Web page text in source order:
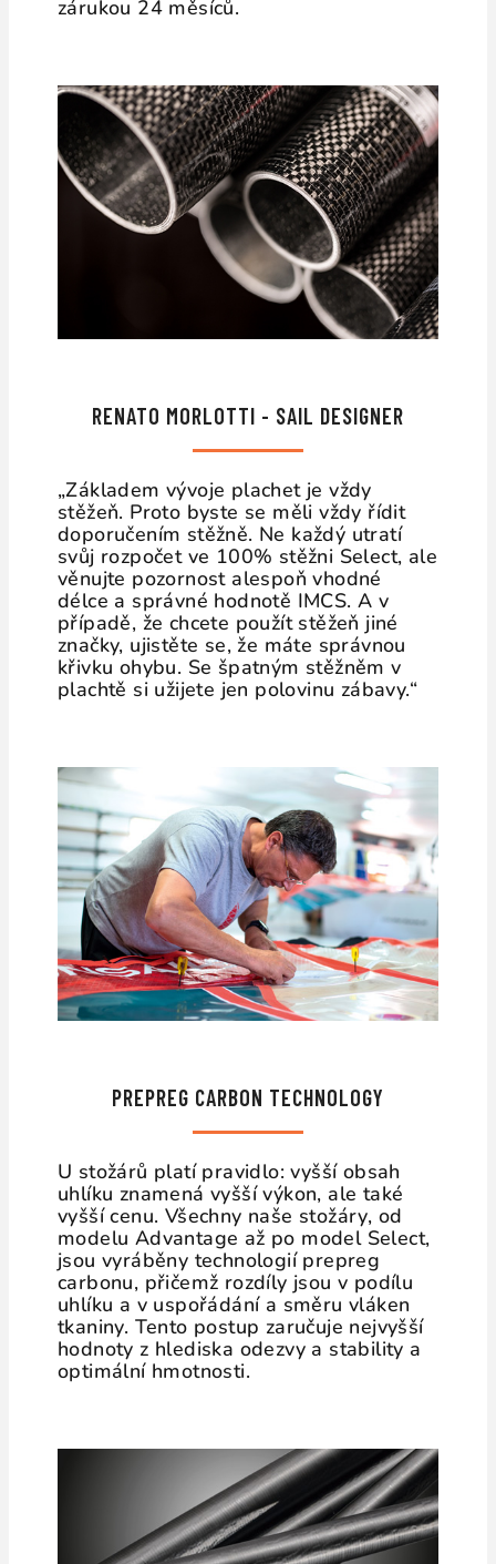
zárukou 24 měsíců.
RENATO MORLOTTI - SAIL DESIGNER
„Základem vývoje plachet je vždy
stěžeň. Proto byste se měli vždy řídit
doporučením stěžně. Ne každý utratí
svůj rozpočet ve 100% stěžni Select, ale
věnujte pozornost alespoň vhodné
délce a správné hodnotě IMCS. A v
případě, že chcete použít stěžeň jiné
značky, ujistěte se, že máte správnou
křivku ohybu. Se špatným stěžněm v
plachtě si užijete jen polovinu zábavy.“
PREPREG CARBON TECHNOLOGY
U stožárů platí pravidlo: vyšší obsah
uhlíku znamená vyšší výkon, ale také
vyšší cenu. Všechny naše stožáry, od
modelu Advantage až po model Select,
jsou vyráběny technologií prepreg
carbonu, přičemž rozdíly jsou v podílu
uhlíku a v uspořádání a směru vláken
tkaniny. Tento postup zaručuje nejvyšší
hodnoty z hlediska odezvy a stability a
optimální hmotnosti.